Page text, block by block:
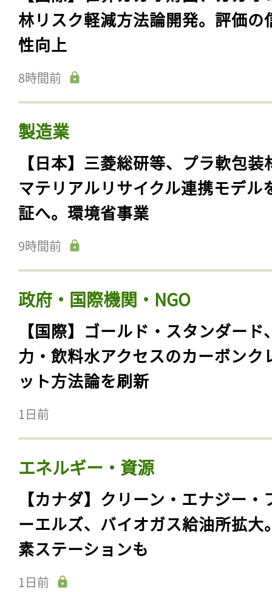
林リスク軽減方法論開発。評価の
性向上
8時間前
製造業
【日本】三菱総研等、プラ軟包装
マテリアルリサイクル連携モデル
証へ。環境省事業
9時間前
政府・国際機関・NGO
【国際】ゴールド・スタンダード
力・飲料水アクセスのカーボンク
ット方法論を刷新
1日前
エネルギー・資源
【カナダ】クリーン・エナジー・
ーエルズ、バイオガス給油所拡大
素ステーションも
1日前